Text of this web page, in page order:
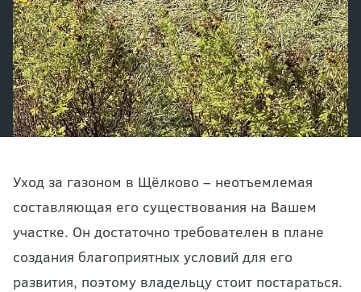
Уход за газоном в Щёлково – неотъемлемая
составляющая его существования на Вашем
участке. Он достаточно требователен в плане
создания благоприятных условий для его
развития, поэтому владельцу стоит постараться.